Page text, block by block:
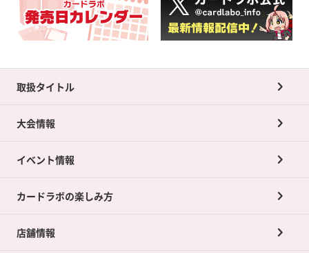
取扱タイトル
大会情報
イベント情報
カードラボの楽しみ方
店舗情報